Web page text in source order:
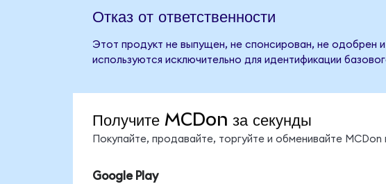
Отказ от ответственности
Этот продукт не выпущен, не спонсирован, не одобрен
используются исключительно для идентификации
Получите MCDon за секунды
Покупайте, продавайте, торгуйте и обменивайте
Google Play